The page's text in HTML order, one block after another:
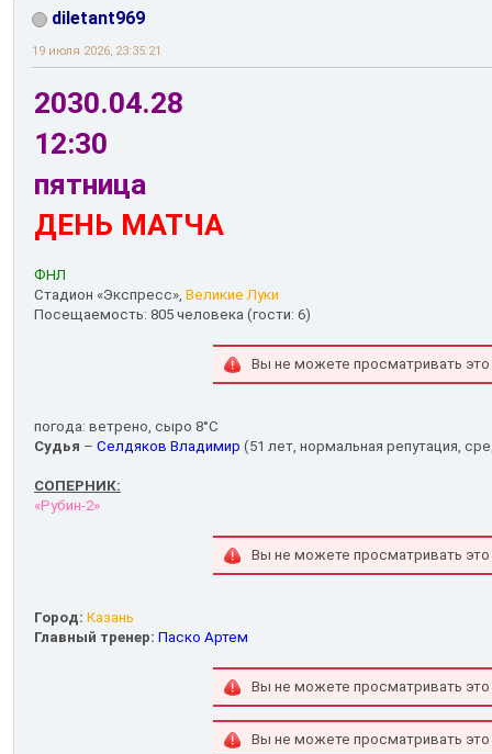
diletant969
19 июля 2026, 23:35:21
2030.04.28
12:30
пятница
ДЕНЬ МАТЧА
ФНЛ
Стадион «Экспресс», Великие Луки
Посещаемость: 805 человека (гости: 6)
Вы не можете просматривать
погода: ветрено, сыро 8°С
Судья – Селдяков Владимир (51 лет, нормальная репутация,
СОПЕРНИК:
«Рубин-2»
Вы не можете просматривать
Город: Казань
Главный тренер: Паско Артем
Вы не можете просматривать
Вы не можете просматривать